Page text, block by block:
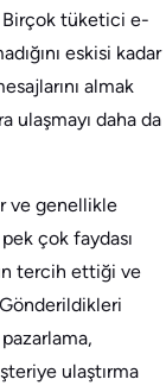
Birçok tüketici e-
eskisi kadar
almak
ulaşmayı daha da
ve genellikle
çok faydası
tercih ettiği ve
ulaştırma